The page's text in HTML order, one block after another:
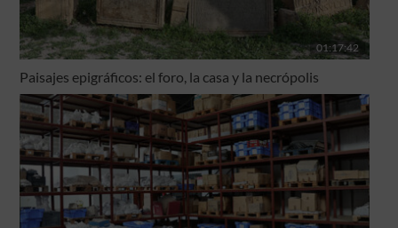
01:17:42
Paisajes epigráficos: el foro, la casa y la necrópolis